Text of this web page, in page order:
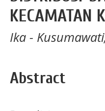
KECAMATAN
Ika -
Abstract